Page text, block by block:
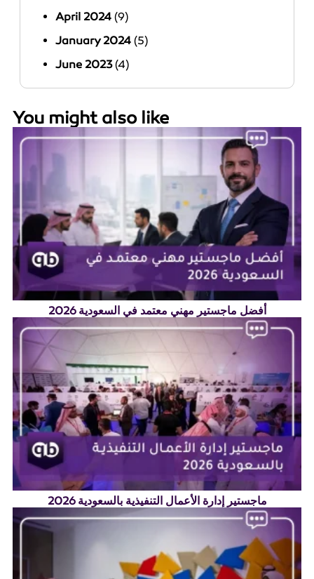
April 2024 (9)
January 2024 (5)
June 2023(4)
You might also like
أفضل ماجستير مهني معتمد في السعودية 2026
ماجستير إدارة الأعمال التنفيذية بالسعودية 2026